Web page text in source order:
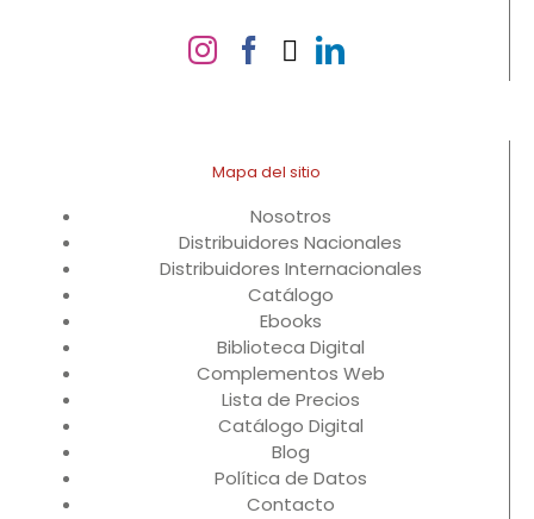
Mapa del sitio
Nosotros
Distribuidores Nacionales
Distribuidores Internacionales
Catálogo
Ebooks
Biblioteca Digital
Complementos Web
Lista de Precios
Catálogo Digital
Blog
Política de Datos
Contacto